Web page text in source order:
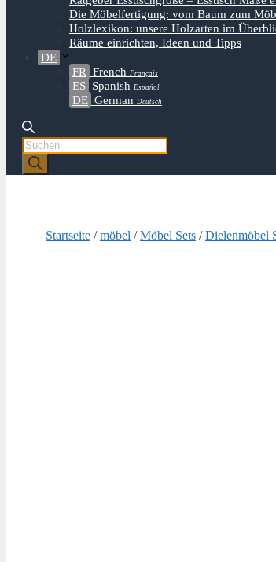
Die Möbelfertigung: vom Baum zum
Holzlexikon: unsere Holzarten im
Räume einrichten, Ideen und Tipps
DE
FR French Français
ES Spanish Español
DE German Deutsch
Products
search
Startseite /möbel /Möbel Sets /Dielenmöbel